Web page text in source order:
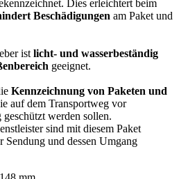
Dies erleichtert beim
Beschädigungen am Paket und
ist licht- und wasserbeständig
geeignet.
Kennzeichnung von Paketen und
auf dem Transportweg vor
werden sollen.
sind mit diesem Paket
und dessen Umgang